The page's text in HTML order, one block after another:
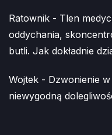
Ratownik - Tlen
oddychania,
butli. Jak dokładnie
Wojtek - Dzwonienie
niewygodną